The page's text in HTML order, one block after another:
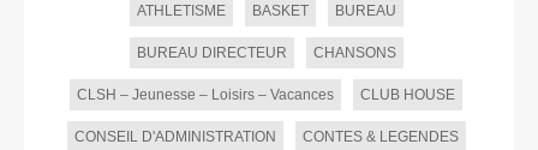
ATHLETISME BASKET BUREAU
BUREAU DIRECTEUR CHANSONS
CLSH – Jeunesse – Loisirs – Vacances CLUB HOUSE
CONSEIL D'ADMINISTRATION CONTES & LEGENDES